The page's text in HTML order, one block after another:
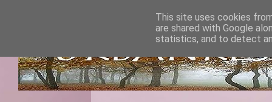
This site uses cookies
are shared with Google
statistics, and to detect